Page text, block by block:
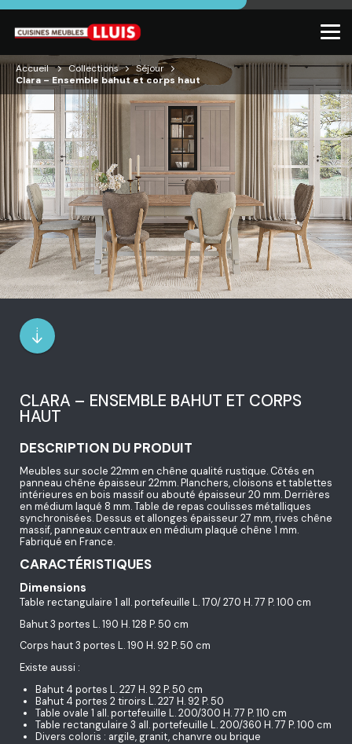
Accueil Collections
Séjour
Clara – Ensemble bahut et corps haut
CLARA – ENSEMBLE BAHUT ET CORPS
HAUT
DESCRIPTION DU PRODUIT
Meubles sur socle 22mm en chêne qualité rustique. Côtés en
panneau chêne épaisseur 22mm. Planchers, cloisons et tablettes
intérieures en bois massif ou abouté épaisseur 20 mm. Derrières
en médium laqué 8 mm. Table de repas coulisses métalliques
synchronisées. Dessus et allonges épaisseur 27 mm, rives chêne
massif, panneaux centraux en médium plaqué chêne 1 mm.
Fabriqué en France.
CARACTÉRISTIQUES
Dimensions
Table rectangulaire 1 all. portefeuille L. 170/ 270 H. 77 P. 100 cm
Bahut 3 portes L. 190 H. 128 P. 50 cm
Corps haut 3 portes L. 190 H. 92 P. 50 cm
Existe aussi :
Bahut 4 portes L. 227 H. 92 P. 50 cm
Bahut 4 portes 2 tiroirs L. 227 H. 92 P. 50
Table ovale 1 all. portefeuille L. 200/300 H. 77 P. 110 cm
Table rectangulaire 3 all. portefeuille L. 200/360 H. 77 P. 100 cm
Divers coloris : argile, granit, chanvre ou brique